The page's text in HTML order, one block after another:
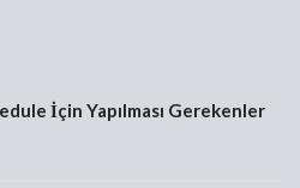
İçin Yapılması Gerekenler